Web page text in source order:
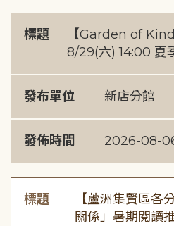
標題
【Garden of
8/29(六) 14:00 夏
發布單位 新店分館
發佈時間 2026-08-
標題
【蘆洲集賢區各
關係」暑期閱讀